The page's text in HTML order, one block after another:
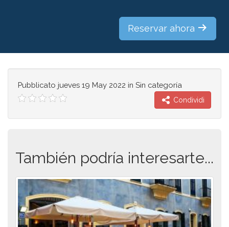
Reservar ahora
Pubblicato jueves 19 May 2022 in Sin categoría
Condividi
También podría interesarte...